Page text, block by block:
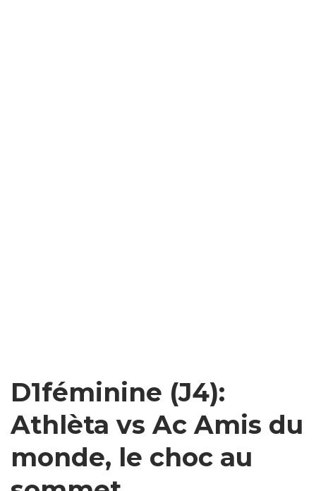
D1féminine (J4):
Athlèta vs Ac Amis du
monde, le choc au